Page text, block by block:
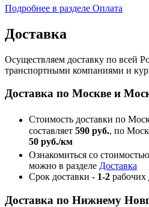
Подробнее в разделе Оплата
Доставка
Осуществляем доставку по всей
транспортными компаниями и
Доставка по Москве и
Стоимость доставки по
составляет 590 руб., по
50 руб./км
Ознакомиться со
можно в разделе Доставка
Срок доставки - 1-2 рабочих
Доставка по Нижнему